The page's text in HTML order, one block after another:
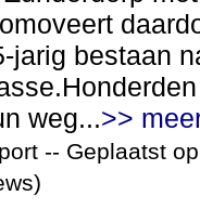
jarig bestaan
weg...>>
-- Geplaatst